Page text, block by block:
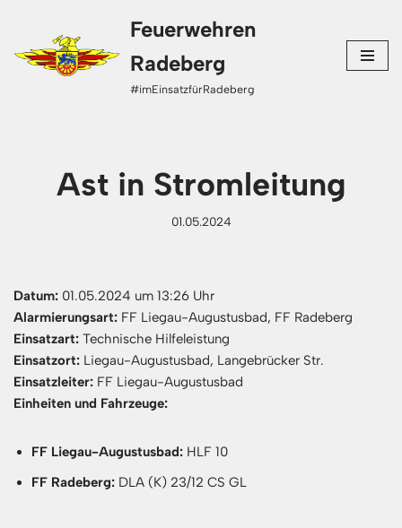
Zum
Inhalt
Feuerwehren
Radeberg
#imEinsatzfürRadeberg
Ast in Stromleitung
01.05.2024
Datum: 01.05.2024 um 13:26 Uhr
Alarmierungsart: FF Liegau-Augustusbad, FF Radeberg
Einsatzart: Technische Hilfeleistung
Einsatzort: Liegau-Augustusbad, Langebrücker Str.
Einsatzleiter: FF Liegau-Augustusbad
Einheiten und Fahrzeuge:
FF Liegau-Augustusbad: HLF 10
FF Radeberg: DLA (K) 23/12 CS GL